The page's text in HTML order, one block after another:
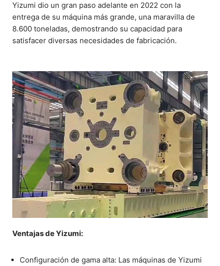
Yizumi dio un gran paso adelante en 2022 con la
entrega de su máquina más grande, una maravilla de
8.600 toneladas, demostrando su capacidad para
satisfacer diversas necesidades de fabricación.
Ventajas de Yizumi:
Configuración de gama alta: Las máquinas de Yizumi